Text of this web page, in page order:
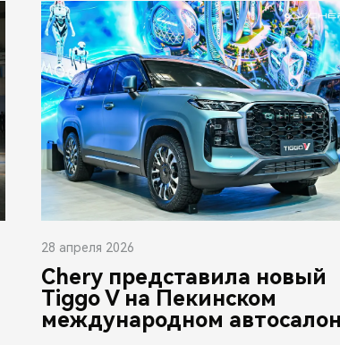
28 апреля 2026
Chery представила новый
Tiggo V на Пекинском
международном